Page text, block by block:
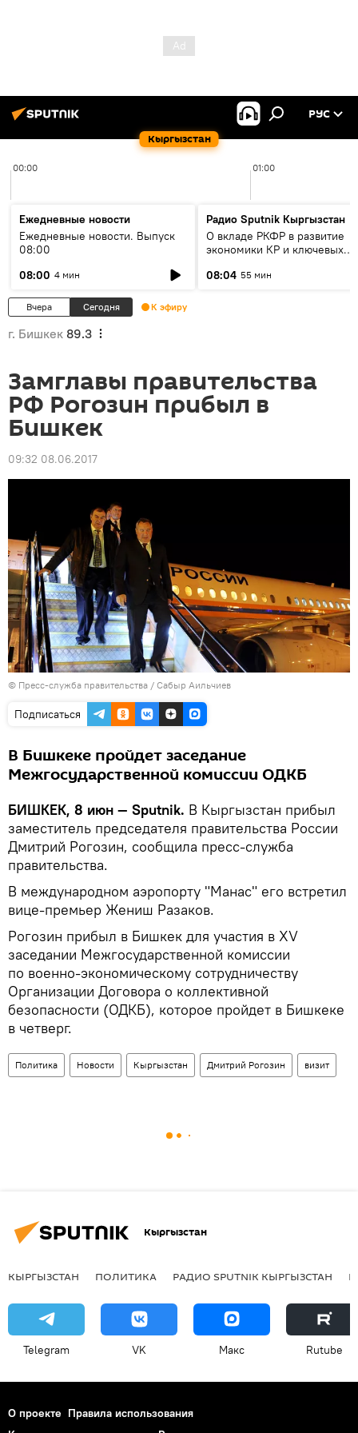
Кыргызстан
РУС
00:00 01:00
Ежедневные новости
Ежедневные новости. Выпуск
08:00
08:00 4 мин
Радио Sputnik Кыргызстан
О вкладе РКФР в развитие
экономики КР и ключевых
08:04 55 мин
Вчера Сегодня К эфиру
г. Бишкек 89.3
Замглавы правительства
РФ Рогозин прибыл в
Бишкек
09:32 08.06.2017
© Пресс-служба правительства / Сабыр Аильчиев
Подписаться
В Бишкеке пройдет заседание
Межгосударственной комиссии ОДКБ
БИШКЕК, 8 июн — Sputnik. В Кыргызстан прибыл
заместитель председателя правительства России
Дмитрий Рогозин, сообщила пресс-служба
правительства.
В международном аэропорту "Манас" его встретил
вице-премьер Жениш Разаков.
Рогозин прибыл в Бишкек для участия в XV
заседании Межгосударственной комиссии
по военно-экономическому сотрудничеству
Организации Договора о коллективной
безопасности (ОДКБ), которое пройдет в Бишкеке
в четверг.
Политика Новости Кыргызстан Дмитрий Рогозин визит
Кыргызстан
КЫРГЫЗСТАН ПОЛИТИКА РАДИО SPUTNIK КЫРГЫЗСТАН
Telegram VK Макс Rutube
О проекте Правила использования